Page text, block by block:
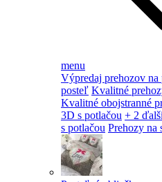
menu
Výpredaj prehozov na
posteľ Kvalitné
Kvalitné obojstranné
3D s potlačou + 2
s potlačou Prehozy na